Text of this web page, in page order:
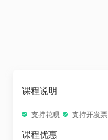
课程说明
支持花呗 支持开发票
课程优惠